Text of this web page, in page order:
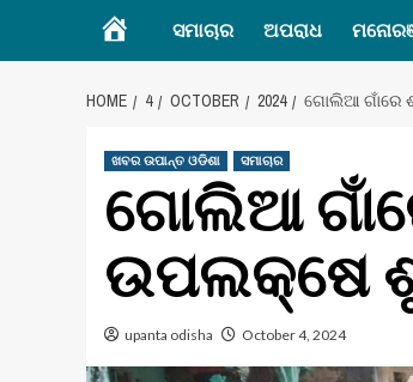
Homeସମାଚାର ଅପରାଧ
HOME 4 OCTOBER 2024 ଗୋଲିଆ ଗାଁରେ
ଖବର ଉପାନ୍ତ ଓଡିଶା ସମାଚାର
ଗୋଲିଆ
ଉପଲକ୍ଷେ
upanta odisha October 4, 2024